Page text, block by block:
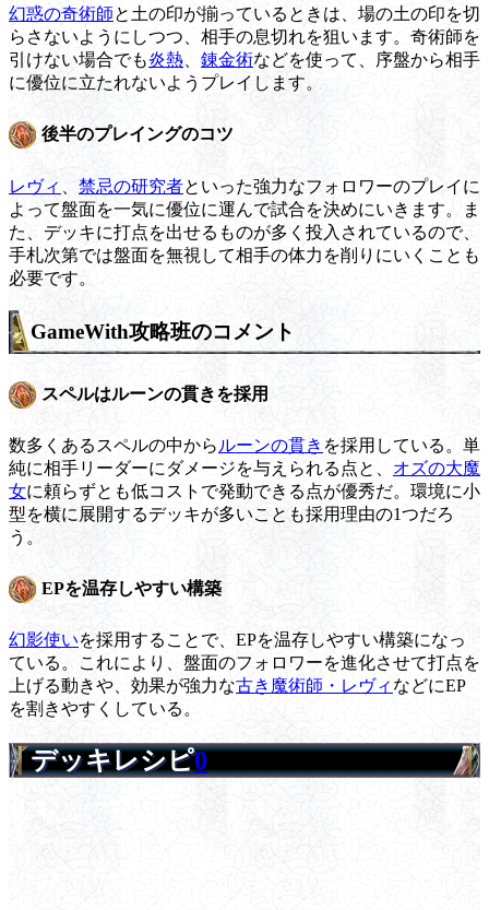
幻惑の奇術師と土の印が揃っているときは、場の土の印を切
らさないようにしつつ、相手の息切れを狙います。奇術師を
引けない場合でも炎熱 錬金術などを使って、序盤から相手
に優位に立たれないようプレイします。
後半のプレイングのコツ
レヴィ 禁忌の研究者といった強力なフォロワーのプレイに
よって盤面を一気に優位に運んで試合を決めにいきます。ま
た、デッキに打点を出せるものが多く投入されているので、
手札次第では盤面を無視して相手の体力を削りにいくことも
必要です。
GameWith攻略班のコメント
スペルはルーンの貫きを採用
数多くあるスペルの中から ルーンの貫き を採用している。単
純に相手リーダーにダメージを与えられる点と、 オズの大魔
女に頼らずとも低コストで発動できる点が優秀だ。環境に小
型を横に展開するデッキが多いことも採用理由の1つだろ
う。
EPを温存しやすい構築
幻影使いを採用することで、EPを温存しやすい構築になっ
ている。これにより、盤面のフォロワーを進化させて打点を
上げる動きや、効果が強力な古き魔術師・レヴィ などにEP
を割きやすくしている。
デッキレシピ0